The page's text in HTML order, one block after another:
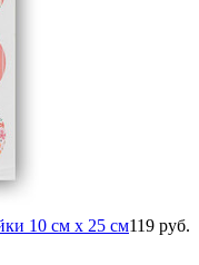
10 см х 25 см119 руб.